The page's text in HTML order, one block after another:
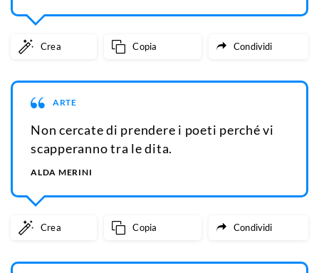
Crea Copia Condividi
ARTE
Non cercate di prendere i poeti perché vi
scapperanno tra le dita.
ALDA MERINI
Crea Copia Condividi